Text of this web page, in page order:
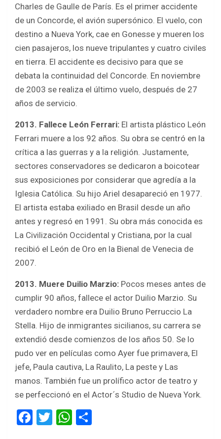
Charles de Gaulle de París. Es el primer accidente
de un Concorde, el avión supersónico. El vuelo, con
destino a Nueva York, cae en Gonesse y mueren los
cien pasajeros, los nueve tripulantes y cuatro civiles
en tierra. El accidente es decisivo para que se
debata la continuidad del Concorde. En noviembre
de 2003 se realiza el último vuelo, después de 27
años de servicio.
2013. Fallece León Ferrari: El artista plástico León
Ferrari muere a los 92 años. Su obra se centró en la
crítica a las guerras y a la religión. Justamente,
sectores conservadores se dedicaron a boicotear
sus exposiciones por considerar que agredía a la
Iglesia Católica. Su hijo Ariel desapareció en 1977.
El artista estaba exiliado en Brasil desde un año
antes y regresó en 1991. Su obra más conocida es
La Civilización Occidental y Cristiana, por la cual
recibió el León de Oro en la Bienal de Venecia de
2007.
2013. Muere Duilio Marzio: Pocos meses antes de
cumplir 90 años, fallece el actor Duilio Marzio. Su
verdadero nombre era Duilio Bruno Perruccio La
Stella. Hijo de inmigrantes sicilianos, su carrera se
extendió desde comienzos de los años 50. Se lo
pudo ver en películas como Ayer fue primavera, El
jefe, Paula cautiva, La Raulito, La peste y Las
manos. También fue un prolífico actor de teatro y
se perfeccionó en el Actor´s Studio de Nueva York.
F
T
W